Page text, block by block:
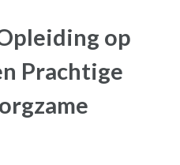
op
Prachtige